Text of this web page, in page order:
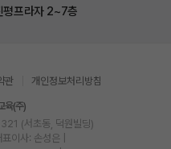
평프라자 2~7층
관 개인정보처리방침
육(주)
(서초동, 덕원빌딩)
표이사: 손성은 |